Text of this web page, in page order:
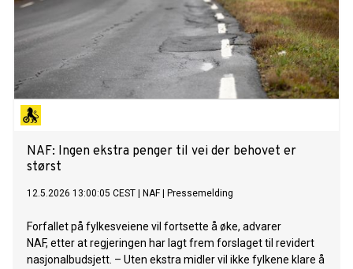
NAF: Ingen ekstra penger til vei der behovet er
størst
12.5.2026 13:00:05 CEST NAF| Pressemelding
Forfallet på fylkesveiene vil fortsette å øke, advarer
NAF, etter at regjeringen har lagt frem forslaget til revidert
nasjonalbudsjett. – Uten ekstra midler vil ikke fylkene klare å